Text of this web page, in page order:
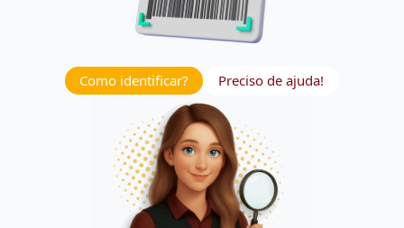
Como identificar? Preciso de ajuda!